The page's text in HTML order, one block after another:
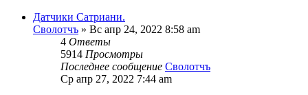
Датчики Сатриани.
Сволотчъ » Вс апр 24, 2022 8:58 am
4 Ответы
5914 Просмотры
Последнее сообщение Сволотчъ
Ср апр 27, 2022 7:44 am